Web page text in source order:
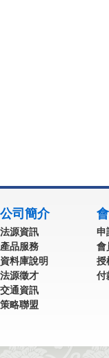
公司簡介
法源資訊
產品服務
資料庫說明
法源徵才
交通資訊
策略聯盟
申
會
授
付